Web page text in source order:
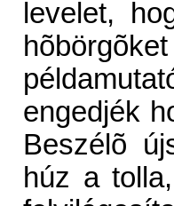
levelet,
engedjék
Beszélõ
húz a